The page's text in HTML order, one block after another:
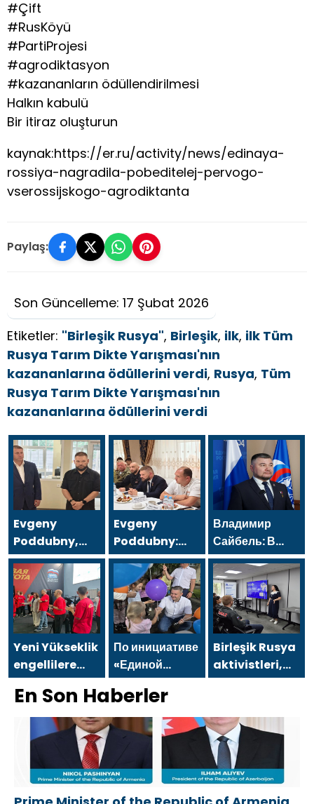
#Çift
#RusKöyü
#PartiProjesi
#agrodiktasyon
#kazananların ödüllendirilmesi
Halkın kabulü
Bir itiraz oluşturun
kaynak:https://er.ru/activity/news/edinaya-
rossiya-nagradila-pobeditelej-pervogo-
vserossijskogo-agrodiktanta
Paylaş:
Son Güncelleme: 17 Şubat 2026
Etiketler: "Birleşik Rusya", Birleşik, ilk, ilk Tüm
Rusya Tarım Dikte Yarışması'nın
kazananlarına ödüllerini verdi, Rusya, Tüm
Rusya Tarım Dikte Yarışması'nın
kazananlarına ödüllerini verdi
Evgeny
Poddubny,
bombardımanda
yaralananları
kurtarmadaki
cesaretlerinden
dolayı
Belgorod
bölgesindeki
gönüllülere
teşekkür etti
Evgeny
Poddubny:
Hava
Savunma
Kuvvetleri
gazileri, ülkeyi
değiştirecek
güçtür
Владимир
Сайбель: В
«Единой
России»
поддерживают
решение
Минтруда
упростить для
бывших
участников
получение
соцконтракта
Yeni Yükseklik
engellilere
yönelik spor
salonu, 2021
Birleşik Rusya
Halk Programı
kapsamında
Saratov’da
açıldı
По инициативе
«Единой
России» в
Йошкар-Оле
состоялся
семейный
Birleşik Rusya
aktivistleri,
Naberezhnye
genç KAMAZ
uzmanları için
eğitim
etkinlikleri
düzenledi
En Son Haberler